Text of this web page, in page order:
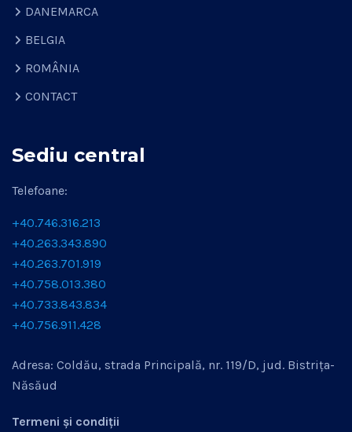
DANEMARCA
BELGIA
ROMÂNIA
CONTACT
Sediu central
Telefoane:
+40.746.316.213
+40.263.343.890
+40.263.701.919
+40.758.013.380
+40.733.843.834
+40.756.911.428
Adresa: Coldău, strada Principală, nr. 119/D, jud. Bistrița-
Năsăud
Termeni și condiții